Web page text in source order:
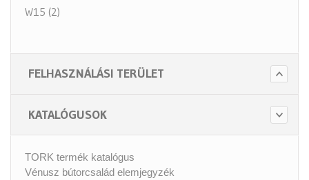
W15 (2)
FELHASZNÁLÁSI TERÜLET
KATALÓGUSOK
TORK termék katalógus
Vénusz bútorcsalád elemjegyzék